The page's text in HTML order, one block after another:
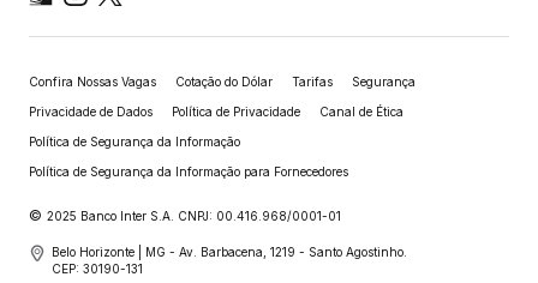
Confira Nossas Vagas Cotação do Dólar Tarifas Segurança
Privacidade de Dados Política de Privacidade Canal de Ética
Política de Segurança da Informação
Política de Segurança da Informação para Fornecedores
© 2025 Banco Inter S.A. CNPJ: 00.416.968/0001-01
Belo Horizonte | MG - Av. Barbacena, 1219 - Santo Agostinho.
CEP: 30190-131